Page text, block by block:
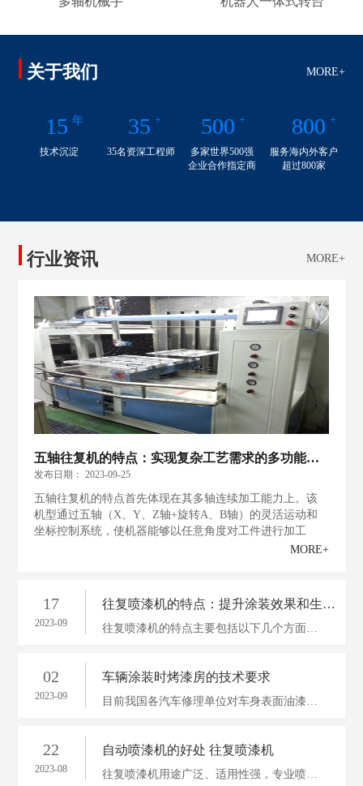
关于我们 MORE+
15 年
技术沉淀
35 +
35名资深工程师
500 +
多家世界500强
企业合作指定商
800 +
服务海内外客户
超过800家
行业资讯 MORE+
五轴往复机的特点：实现复杂工艺需求的多功能机器
发布日期：2023-09-25
五轴往复机的特点首先体现在其多轴连续加工能力上。该
机型通过五轴（X、Y、Z轴+旋转A、B轴）的灵活运动和
坐标控制系统，使机器能够以任意角度对工件进行加工
MORE+
17
2023-09
往复喷漆机的特点：提升涂装效果和生产效率的理想选择
往复喷漆机的特点主要包括以下几个方面。首先，它具有高精度的喷漆系统。往复喷漆机采用精密控制技术，能够精确控制喷漆厚度和喷漆速度，实现对产品表面的均匀涂布
02
2023-09
车辆涂装时烤漆房的技术要求
目前我国各汽车修理单位对车身表面油漆的修补涂装的施工；大多采用单车手工作业。为了保证汽车车身表面油漆喷涂质量，一般应用汽车喷漆烤漆房等设备
22
2023-08
自动喷漆机的好处 往复喷漆机
往复喷漆机用途广泛、适用性强，专业喷涂针对性强，(双盘可增加一倍产量），能达到高品质、高效率喷涂； 喷漆机完全数字化电脑操作,可记忆存储资料参数,人性化图形显